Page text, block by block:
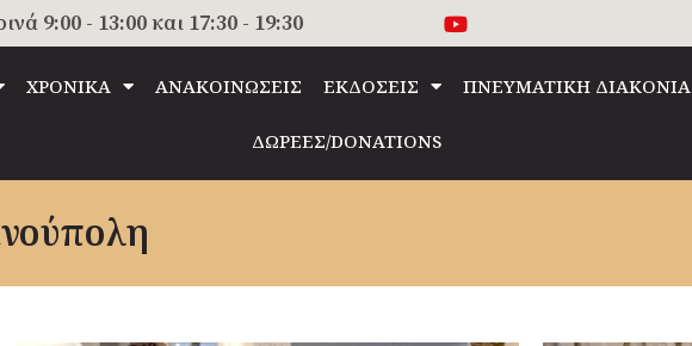
9:00 - 13:00 και 17:30 - 19:30
ΧΡΟΝΙΚΑ ΑΝΑΚΟΙΝΩΣΕΙΣ ΕΚΔΟΣΕΙΣ ΠΝΕΥΜΑΤΙΚΗ ΔΙΑΚΟΝΙΑ
ΔΩΡΕΕΣ/DONATIONS